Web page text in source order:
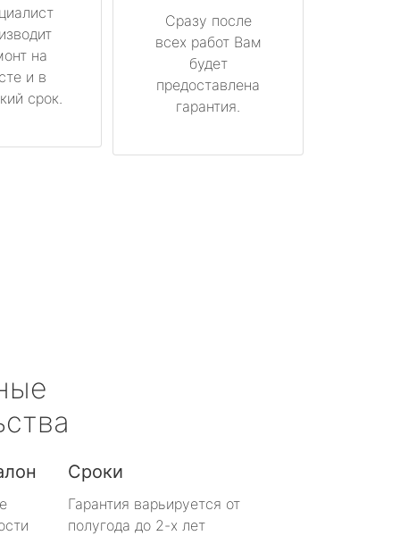
на
и в
срок.
Сразу после
всех работ Вам
будет
предоставлена
гарантия.
Сроки
Гарантия варьируется от
полугода до 2-х лет